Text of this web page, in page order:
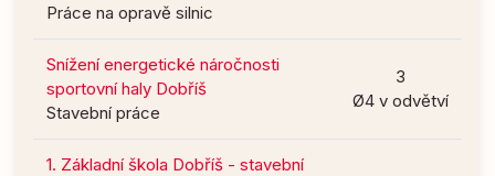
Práce na opravě silnic
Snížení energetické náročnosti
sportovní haly Dobříš
Stavební práce
3
Ø4 v odvětví
1. Základní škola Dobříš - stavební